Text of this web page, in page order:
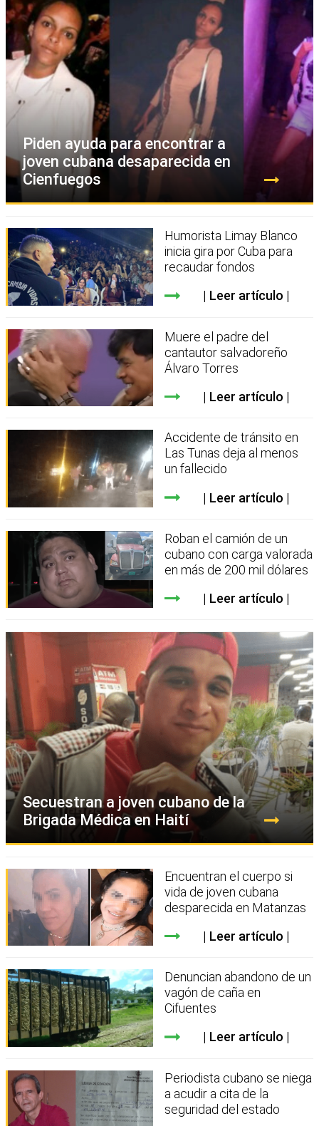
Piden ayuda para encontrar a
joven cubana desaparecida en
Cienfuegos
Humorista Limay Blanco
inicia gira por Cuba para
recaudar fondos
Leer artículo
Muere el padre del
cantautor salvadoreño
Álvaro Torres
Leer artículo
Accidente de tránsito en
Las Tunas deja al menos
un fallecido
Leer artículo
Roban el camión de un
cubano con carga valorada
en más de 200 mil dólares
Leer artículo
Secuestran a joven cubano de la
Brigada Médica en Haití
Encuentran el cuerpo si
vida de joven cubana
desparecida en Matanzas
Leer artículo
Denuncian abandono de un
vagón de caña en
Cifuentes
Leer artículo
Periodista cubano se niega
a acudir a cita de la
seguridad del estado